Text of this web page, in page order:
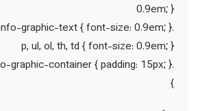
0.9em; }
.info-graphic-text { font-size: 0.9em; }
p, ul, ol, th, td { font-size: 0.9em; }
.info-graphic-container { padding: 15px; }
}